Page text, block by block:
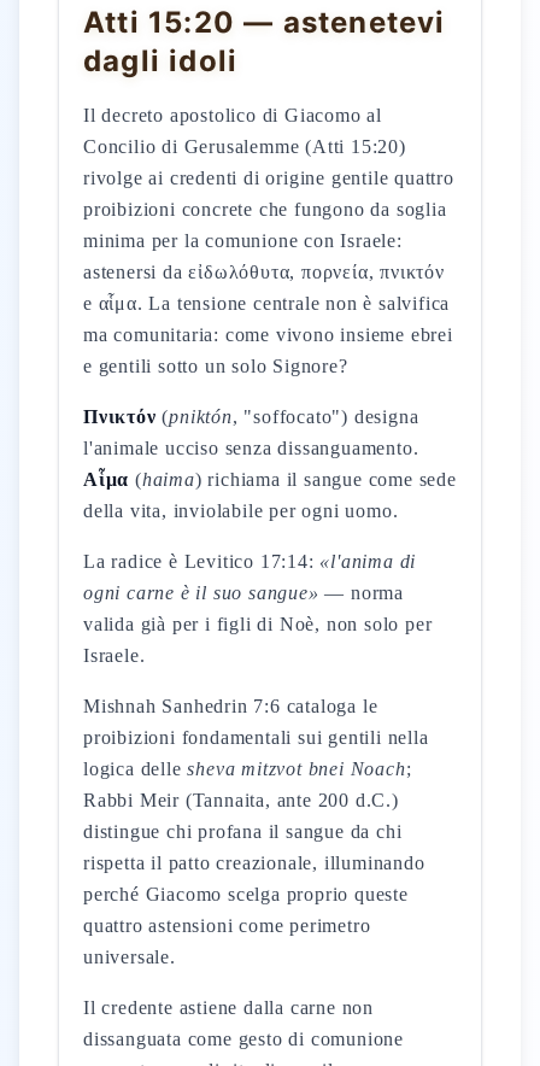
Atti 15:20 — astenetevi
dagli idoli
Il decreto apostolico di Giacomo al
Concilio di Gerusalemme (Atti 15:20)
rivolge ai credenti di origine gentile quattro
proibizioni concrete che fungono da soglia
minima per la comunione con Israele:
astenersi da εἰδωλόθυτα, πορνεία, πνικτόν
e αἷμα. La tensione centrale non è salvifica
ma comunitaria: come vivono insieme ebrei
e gentili sotto un solo Signore?
Πνικτόν (pniktón, "soffocato") designa
l'animale ucciso senza dissanguamento.
Αἷμα (haima) richiama il sangue come sede
della vita, inviolabile per ogni uomo.
La radice è Levitico 17:14: «l'anima di
ogni carne è il suo sangue» — norma
valida già per i figli di Noè, non solo per
Israele.
Mishnah Sanhedrin 7:6 cataloga le
proibizioni fondamentali sui gentili nella
logica dellesheva mitzvot bnei Noach;
Rabbi Meir (Tannaita, ante 200 d.C.)
distingue chi profana il sangue da chi
rispetta il patto creazionale, illuminando
perché Giacomo scelga proprio queste
quattro astensioni come perimetro
universale.
Il credente astiene dalla carne non
dissanguata come gesto di comunione